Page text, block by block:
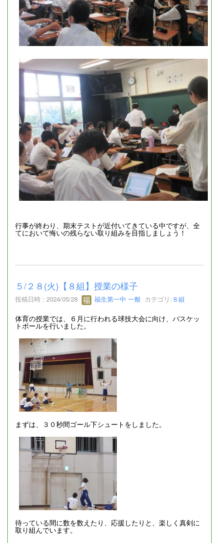
行事が終わり、期末テストが近付いてきている中ですが、全
てにおいて悔いの残らない取り組みを目指しましょう！
５/２８(火)【８組】授業の様子
投稿日時 : 2024/05/28 福生第一中 一般 カテゴリ: ８組
体育の授業では、６月に行われる球技大会に向け、バスケッ
トボールを行いました。
まずは、３０秒間ゴール下シュートをしました。
待っている間に数を数えたり、応援したりと、楽しく真剣に
取り組んでいます。